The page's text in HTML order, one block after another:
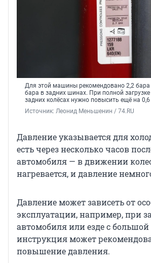
Для этой машины рекомендовано 2,2 бара
бара в задних шинах. При полной
задних колёсах нужно повысить ещё на
Источник: Леонид Меньшенин / 74.RU
Давление указывается для
есть через несколько часов
автомобиля — в движении
нагревается, и давление
Давление может зависеть от
эксплуатации, например, при
автомобиля или езде с большой
инструкция может
повышение давления.